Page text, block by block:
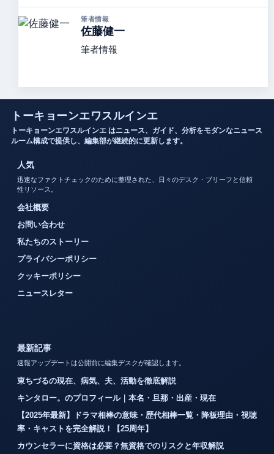
筆者情報
佐藤健一
筆者情報
トーキョーンエワスルインエ
トーキョーンエワスルインエ はニュース、ガイド、分析をモダンなニュース
ルーム構成で提供し、編集部が継続的に更新します。
人気
迅速なファクトチェックのために整理された、日々のデスク・ブリーフと信頼
性リソース。
会社概要
お問い合わせ
私たちのストーリー
プライバシーポリシー
クッキーポリシー
ニュースレター
最新記事
速報アップデートは公開前に編集デスクが確認します。
東ちづるの現在、病気、夫、活動を徹底解説
キンタロー。のプロフィール｜本名・旦那・出産・現在
【2025年最新】ドラマ相棒の意味・歴代相棒一覧・降板理由・視聴
率・キャストを完全解説！【25周年】
カウンセラーに資格は必要？無資格でのリスクと年収解説